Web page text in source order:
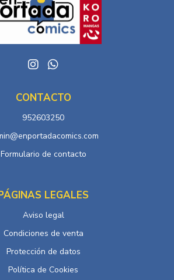
CONTACTO
952603250
Formulario de contacto
LEGALES
Aviso legal
Condiciones de venta
Protección de datos
Política de Cookies